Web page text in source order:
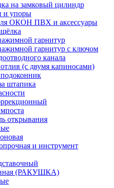
на замковый цилиндр
и упоры
ОКОН ПВХ и аксессуары
гарнитур
гарнитур с ключом
канала
(с двумя капиносами)
штапика
открывания
и инструмент
(РАКУШКА)